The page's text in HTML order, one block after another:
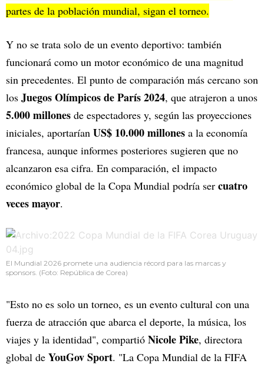
partes de la población mundial, sigan el torneo.
Y no se trata solo de un evento deportivo: también
funcionará como un motor económico de una magnitud
sin precedentes. El punto de comparación más cercano son
los Juegos Olímpicos de París 2024, que atrajeron a unos
5.000 millones de espectadores y, según las proyecciones
iniciales, aportarían US$ 10.000 millones a la economía
francesa, aunque informes posteriores sugieren que no
alcanzaron esa cifra. En comparación, el impacto
económico global de la Copa Mundial podría ser cuatro
veces mayor.
El Mundial 2026 promete una audiencia récord para las marcas y
sponsors. (Foto: República de Corea)
"Esto no es solo un torneo, es un evento cultural con una
fuerza de atracción que abarca el deporte, la música, los
viajes y la identidad", compartió Nicole Pike, directora
global de YouGov Sport. "La Copa Mundial de la FIFA